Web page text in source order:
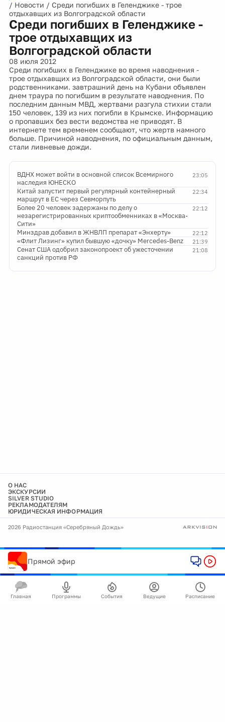
/ Новости / Среди погибших в Геленджике - трое
отдыхавщих из Волгоградской области
Среди погибших в Геленджике -
трое отдыхавщих из
Волгоградской области
08 июля 2012
Среди погибших в Геленджике во время наводнения -
трое отдыхавщих из Волгоградской области, они были
родственниками. завтрашний день на Кубани объявлен
днем траура по погибшим в результате наводнения. По
последним данным МВД, жертвами разгула стихии стали
150 человек, 139 из них погибли в Крымске. Информацию
о пропавших без вести ведомства не приводят. В
интернете тем временем сообщают, что жертв намного
больше. Причиной наводнения, по официальным данным,
стали ливневые дожди.
23:05
ВДНХ может войти в основной список Всемирного
наследия ЮНЕСКО
22:34
Китай запустит первый регулярный контейнерный
маршрут в ЕС через Севморпуть
22:12
Более 20 человек задержаны по делу о
незарегистрированных криптообменниках в «Москва-
Сити»
22:12
Минздрав добавил в ЖНВЛП препарат «Энхерту»
21:39
«Флит Лизинг» купил бывшую «дочку» Mercedes-Benz
21:08
Сенат США одобрил законопроект об ужесточении
санкций против РФ
О НАС
ЭКСКУРСИИ
SILVER STUDIO
РЕКЛАМОДАТЕЛЯМ
ЮРИДИЧЕСКАЯ ИНФОРМАЦИЯ
2026 Радиостанция «Серебряный Дождь»
Прямой эфир
Главная Программы События Ведущие Расписание